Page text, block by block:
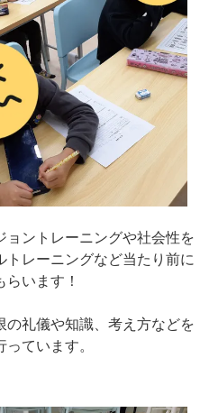
ントレーニングや社会性を
レーニングなど当たり前に
います！
礼儀や知識、考え方などを
ています。